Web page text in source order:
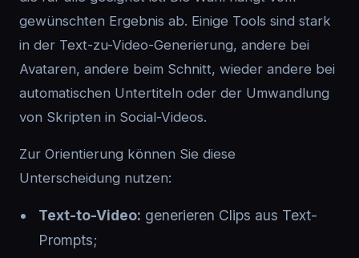
gewünschten Ergebnis ab. Einige Tools sind stark
in der Text-zu-Video-Generierung, andere bei
Avataren, andere beim Schnitt, wieder andere bei
automatischen Untertiteln oder der Umwandlung
von Skripten in Social-Videos.
Zur Orientierung können Sie diese
Unterscheidung nutzen:
Text-to-Video: generieren Clips aus Text-
Prompts;